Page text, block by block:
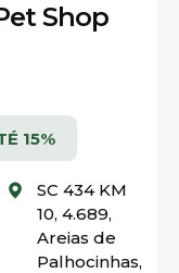
Shop
15%
SC 434 KM
10, 4.689,
Areias de
Palhocinhas,